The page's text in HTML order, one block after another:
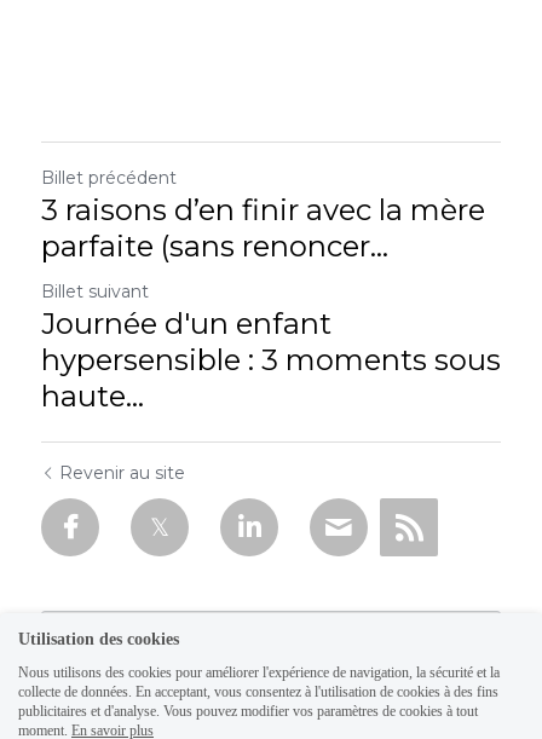
Billet précédent
3 raisons d’en finir avec la mère
parfaite (sans renoncer...
Billet suivant
Journée d'un enfant
hypersensible : 3 moments sous
haute...
Revenir au site
Utilisation des cookies
Nous utilisons des cookies pour améliorer l'expérience de navigation, la sécurité et la
collecte de données. En acceptant, vous consentez à l'utilisation de cookies à des fins
publicitaires et d'analyse. Vous pouvez modifier vos paramètres de cookies à tout
moment. En savoir plus